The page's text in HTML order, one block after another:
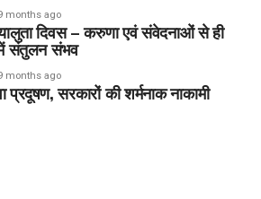
months ago
दिवस – करुणा एवं संवेदनाओं से ही
संतुलन संभव
months ago
प्रदूषण, सरकारों की शर्मनाक नाकामी